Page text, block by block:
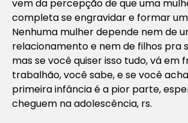
vem da percepção de que uma
completa se engravidar e formar
Nenhuma mulher depende nem de
relacionamento e nem de filhos pra
mas se você quiser isso tudo, vá em
trabalhão, você sabe, e se você
primeira infância é a pior parte,
cheguem na adolescência, rs.